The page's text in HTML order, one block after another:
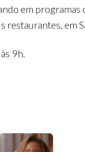
em
restaurantes, em
9h.